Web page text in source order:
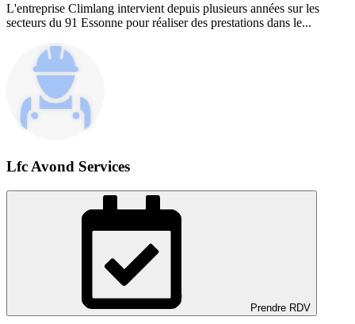
L'entreprise Climlang intervient depuis plusieurs années sur les
secteurs du 91 Essonne pour réaliser des prestations dans le...
Lfc Avond Services
Prendre RDV